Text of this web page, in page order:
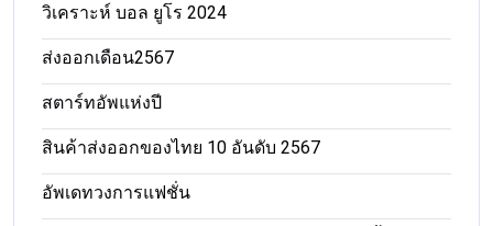
วิเคราะห์ บอล ยูโร 2024
ส่งออกเดือน2567
สตาร์ทอัพแห่งปี
สินค้าส่งออกของไทย 10 อันดับ 2567
อัพเดทวงการแฟชั่น